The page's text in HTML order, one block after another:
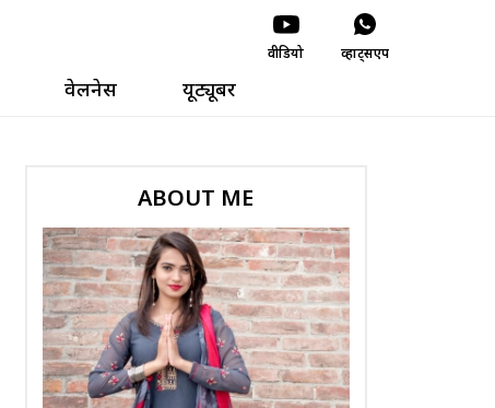
वीडियो व्हाट्सएप
वेलनेस यूट्यूबर
ABOUT ME